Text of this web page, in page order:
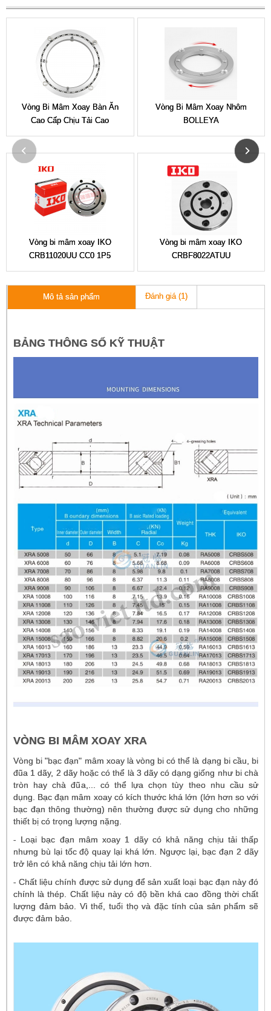
Vòng Bi Mâm Xoay Bàn Ăn
Cao Cấp Chịu Tải Cao
Vòng Bi Mâm Xoay Nhôm
BOLLEYA
Vòng bi mâm xoay IKO
CRB11020UU CC0 1P5
Vòng bi mâm xoay IKO
CRBF8022ATUU
Mô tả sản phẩm Đánh giá (1)
BẢNG THÔNG SỐ KỸ THUẬT
VÒNG BI MÂM XOAY XRA
Vòng bi "bạc đạn" mâm xoay là vòng bi có thể là dạng bi cầu, bi
đũa 1 dãy, 2 dãy hoặc có thể là 3 dãy có dạng giống như bi chà
tròn hay chà đũa,... có thể lựa chọn tùy theo nhu cầu sử
dụng. Bạc đạn mâm xoay có kích thước khá lớn (lớn hơn so với
bạc đạn thông thường) nên thường được sử dụng cho những
thiết bị có trọng lượng nặng.
- Loại bạc đạn mâm xoay 1 dãy có khả năng chịu tải thấp
nhưng bù lại tốc độ quay lại khá lớn. Ngược lại, bạc đạn 2 dãy
trở lên có khả năng chịu tải lớn hơn.
- Chất liệu chính được sử dụng để sản xuất loại bạc đạn này đó
chính là thép. Chất liệu này có độ bền khá cao đồng thời chất
lượng đảm bảo. Vì thế, tuổi thọ và đặc tính của sản phẩm sẽ
được đảm bảo.